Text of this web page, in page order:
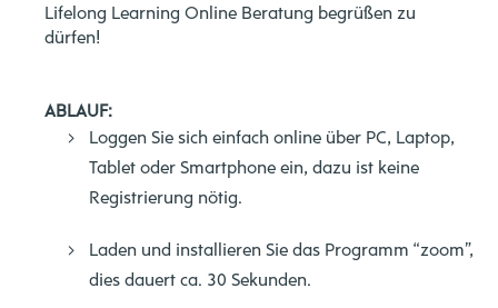
Lifelong Learning Online Beratung begrüßen zu
dürfen!
ABLAUF:
Loggen Sie sich einfach online über PC, Laptop,
Tablet oder Smartphone ein, dazu ist keine
Registrierung nötig.
Laden und installieren Sie das Programm “zoom”,
dies dauert ca. 30 Sekunden.